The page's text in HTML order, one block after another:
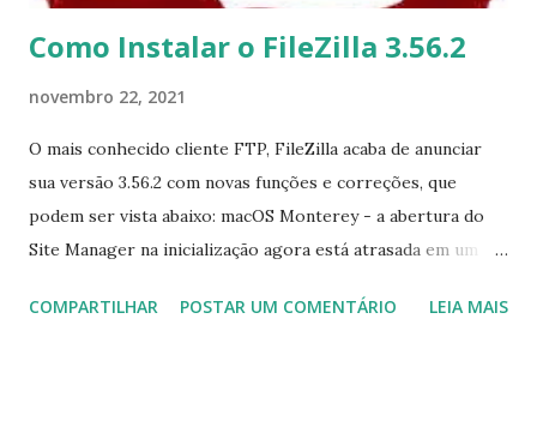
motor, temas, s...
Como Instalar o FileZilla 3.56.2
novembro 22, 2021
O mais conhecido cliente FTP, FileZilla acaba de anunciar
sua versão 3.56.2 com novas funções e correções, que
podem ser vista abaixo: macOS Monterey - a abertura do
Site Manager na inicialização agora está atrasada em um
teria parado de funcionar; macOS: corrigido ao obter um
COMPARTILHAR POSTAR UM COMENTÁRIO LEIA MAIS